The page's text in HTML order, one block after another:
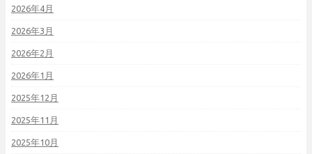
2026年4月
2026年3月
2026年2月
2026年1月
2025年12月
2025年11月
2025年10月